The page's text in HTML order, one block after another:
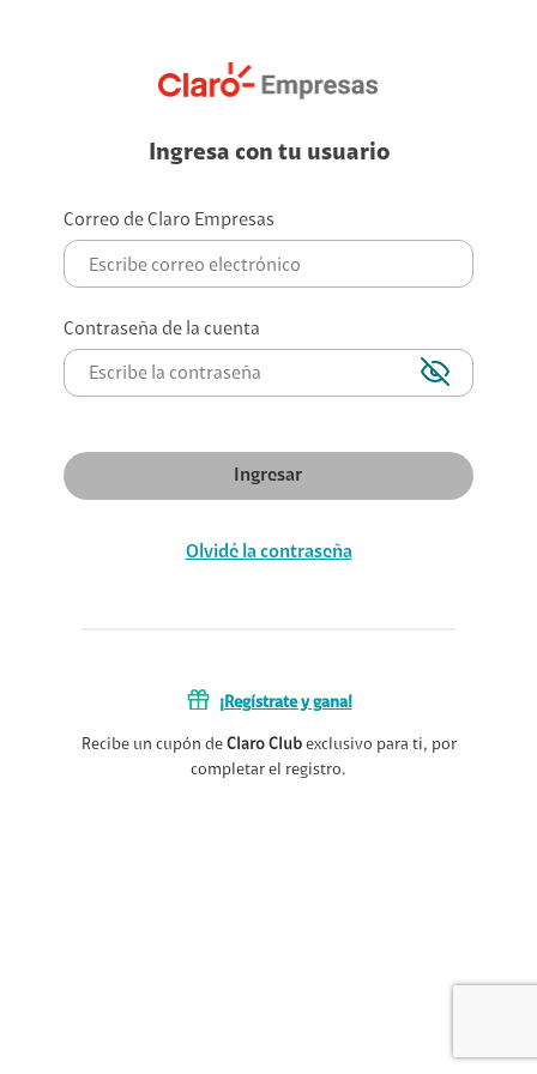
Ingresa con tu usuario
Correo de Claro Empresas
Contraseña de la cuenta
Ingresar
Olvidé la contraseña
¡Regístrate y gana!
Recibe un cupón de Claro Clubexclusivo para ti, por
completar el registro.